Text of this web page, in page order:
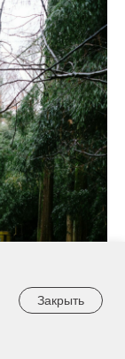
Закрыть